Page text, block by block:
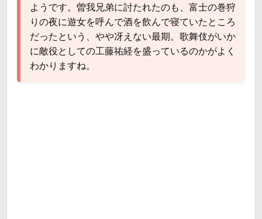
ようです。曽我兄弟に討たれたのも、富士の巻狩
りの夜に遊女を呼んで酒を飲んで寝ていたところ
だったという、やや冴えない最期。歌舞伎がいか
に敵役としての工藤祐経を盛っているのかがよく
わかりますね。